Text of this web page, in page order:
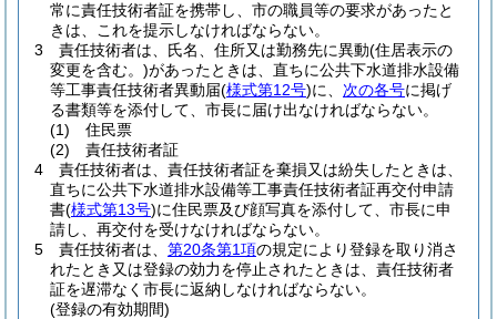
常に責任技術者証を携帯し、市の職員等の要求があったと
きは、これを提示しなければならない。
3
責任技術者は、氏名、住所又は勤務先に異動(住居表示の
変更を含む。)があったときは、直ちに公共下水道排水設備
等工事責任技術者異動届(様式第12号)に、 次の各号に掲げ
る書類等を添付して、市長に届け出なければならない。
(1)
住民票
(2)
責任技術者証
4
責任技術者は、責任技術者証を棄損又は紛失したときは、
直ちに公共下水道排水設備等工事責任技術者証再交付申請
書(様式第13号)に住民票及び顔写真を添付して、市長に申
請し、再交付を受けなければならない。
5
責任技術者は、 第20条第1項の規定により登録を取り消さ
れたとき又は登録の効力を停止されたときは、責任技術者
証を遅滞なく市長に返納しなければならない。
(登録の有効期間)